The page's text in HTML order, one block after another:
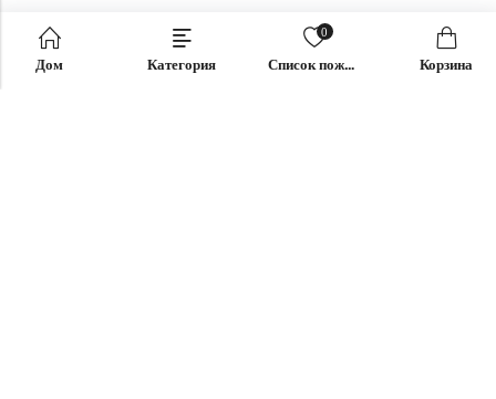
Дом Категория
0
Список пожеланий Корзина